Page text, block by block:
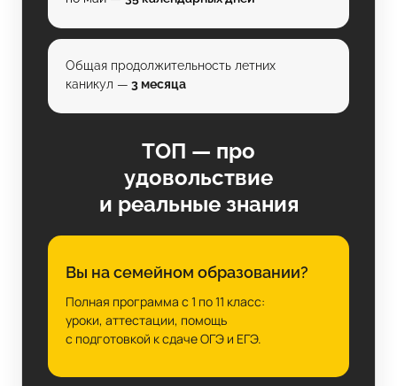
Вы на семейном образовании?
Полная программа с 1 по 11 класс:
уроки, аттестации, помощь
с подготовкой к сдаче ОГЭ и ЕГЭ.
ТОП — про
удовольствие
и реальные знания
Общая продолжительность летних
каникул — 3 месяца